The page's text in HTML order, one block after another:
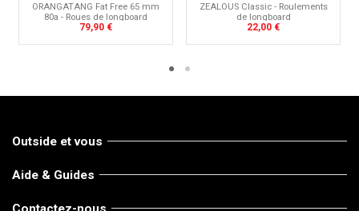
ORANGATANG Fat Free 65 mm
80a - Roues de longboard
79,90 €
ZEALOUS Classic - Roulements
de longboard
22,00 €
Outside et vous
Aide & Guides